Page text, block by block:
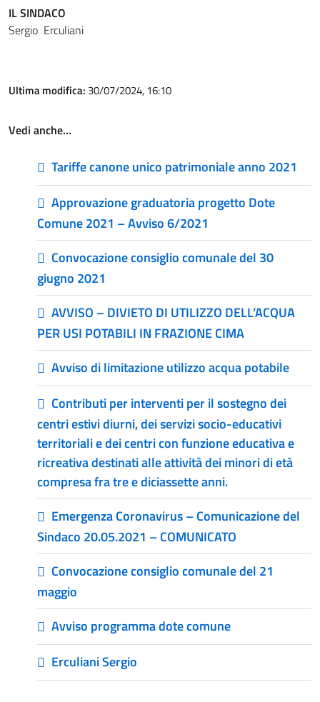
IL SINDACO
Sergio Erculiani
Ultima modifica: 30/07/2024, 16:10
Vedi anche…
Tariffe canone unico patrimoniale anno 2021
Approvazione graduatoria progetto Dote
Comune 2021 – Avviso 6/2021
Convocazione consiglio comunale del 30
giugno 2021
AVVISO – DIVIETO DI UTILIZZO DELL’ACQUA
PER USI POTABILI IN FRAZIONE CIMA
Avviso di limitazione utilizzo acqua potabile
Contributi per interventi per il sostegno dei
centri estivi diurni, dei servizi socio-educativi
territoriali e dei centri con funzione educativa e
ricreativa destinati alle attività dei minori di età
compresa fra tre e diciassette anni.
Emergenza Coronavirus – Comunicazione del
Sindaco 20.05.2021 – COMUNICATO
Convocazione consiglio comunale del 21
maggio
Avviso programma dote comune
Erculiani Sergio